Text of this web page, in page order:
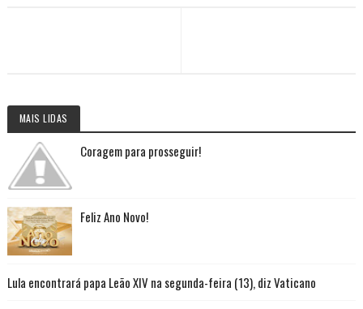
MAIS LIDAS
Coragem para prosseguir!
Feliz Ano Novo!
Lula encontrará papa Leão XIV na segunda-feira (13), diz Vaticano